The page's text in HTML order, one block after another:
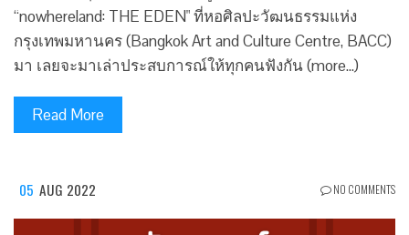
“nowhereland: THE EDEN" ที่หอศิลปะวัฒนธรรมแห่ง
กรุงเทพมหานคร (Bangkok Art and Culture Centre, BACC)
มา เลยจะมาเล่าประสบการณ์ให้ทุกคนฟังกัน (more…)
Read More
05 AUG 2022 NO COMMENTS